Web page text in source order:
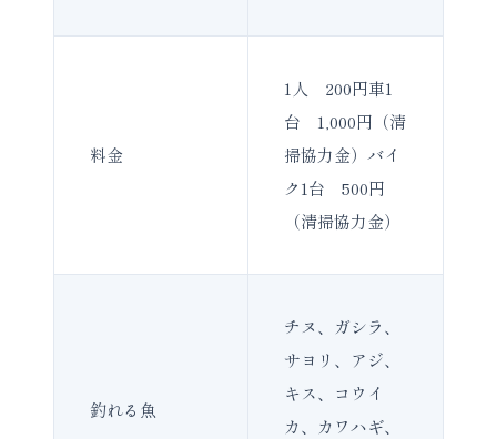
料金
1人 200円車1
台 1,000円（清
掃協力金）バイ
ク1台 500円
（清掃協力金）
釣れる魚
チヌ、ガシラ、
サヨリ、アジ、
キス、コウイ
カ、カワハギ、